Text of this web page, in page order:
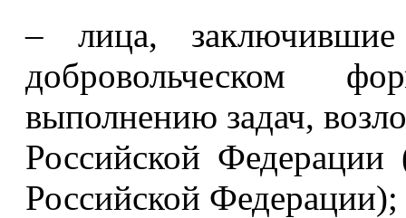
– лица,
добровольческом
выполнению задач,
Российской Федерации
Российской Федерации);